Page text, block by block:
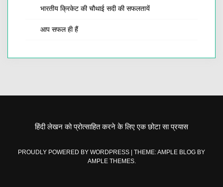
भारतीय क्रिकेट की चौथाई सदी की सफलतायें
आप सफल ही हैं
हिंदी लेखन को प्रोत्साहित करने के लिए एक छोटा सा प्रयास
PROUDLY POWERED BY WORDPRESS
THEME: AMPLE BLOG BY
AMPLE THEMES.